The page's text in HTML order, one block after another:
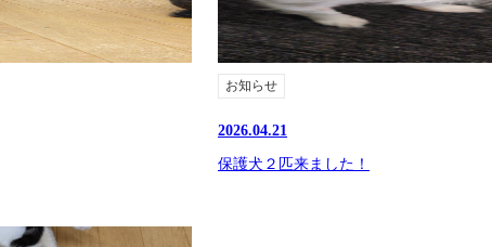
お知らせ
2026.04.21
保護犬２匹来ました！